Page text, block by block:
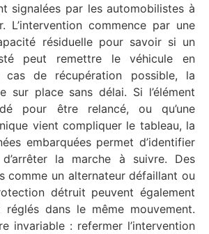
signalées par les automobilistes à
L’intervention commence par une
résiduelle pour savoir si un
peut remettre le véhicule en
de récupération possible, la
sur place sans délai. Si l’élément
pour être relancé, ou qu’une
vient compliquer le tableau, la
embarquées permet d’identifier
la marche à suivre. Des
comme un alternateur défaillant ou
détruit peuvent également
dans le même mouvement.
invariable : refermer l’intervention